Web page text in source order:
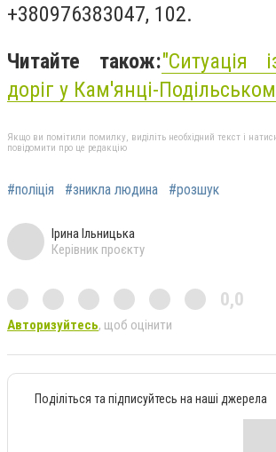
+380976383047, 102.
Читайте також:"Ситуація
доріг у Кам'янці-
Якщо ви помітили помилку, виділіть необхідний текст і
повідомити про це редакцію
#поліція #зникла людина #розшук
Ірина Ільницька
Керівник проєкту
0,0
Авторизуйтесь, щоб оцінити
Поділіться та підписуйтесь на наші джерела